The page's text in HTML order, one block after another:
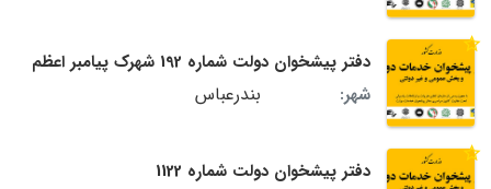
دفتر پیشخوان دولت شماره 192 شهرک پیامبر اعظم
شهر:
بندرعباس
دفتر پیشخوان دولت شماره 1122